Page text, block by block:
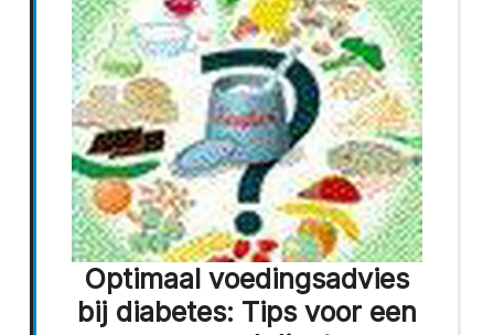
Optimaal voedingsadvies
bij diabetes: Tips voor een